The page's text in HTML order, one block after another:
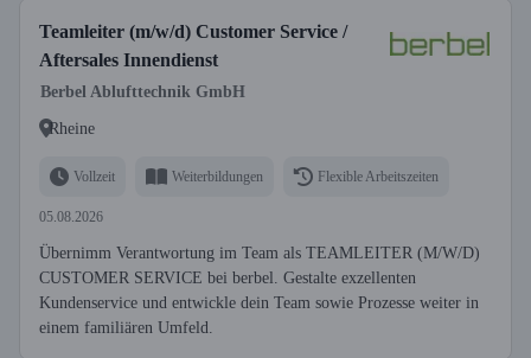
Teamleiter (m/w/d) Customer Service /
Aftersales Innendienst
Berbel Ablufttechnik GmbH
Rheine
Vollzeit Weiterbildungen Flexible Arbeitszeiten
05.08.2026
Übernimm Verantwortung im Team als TEAMLEITER (M/W/D)
CUSTOMER SERVICE bei berbel. Gestalte exzellenten
Kundenservice und entwickle dein Team sowie Prozesse weiter in
einem familiären Umfeld.